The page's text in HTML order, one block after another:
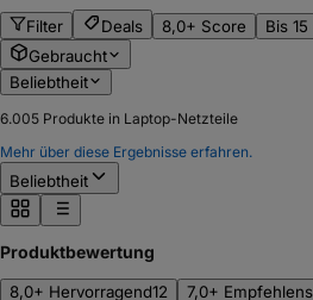
Filter Deals 8,0+ Score Bis 15
Gebraucht
Beliebtheit
6.005 Produkte in Laptop-Netzteile
Mehr über diese Ergebnisse erfahren.
Beliebtheit
Produktbewertung
8,0+ Hervorragend12 7,0+